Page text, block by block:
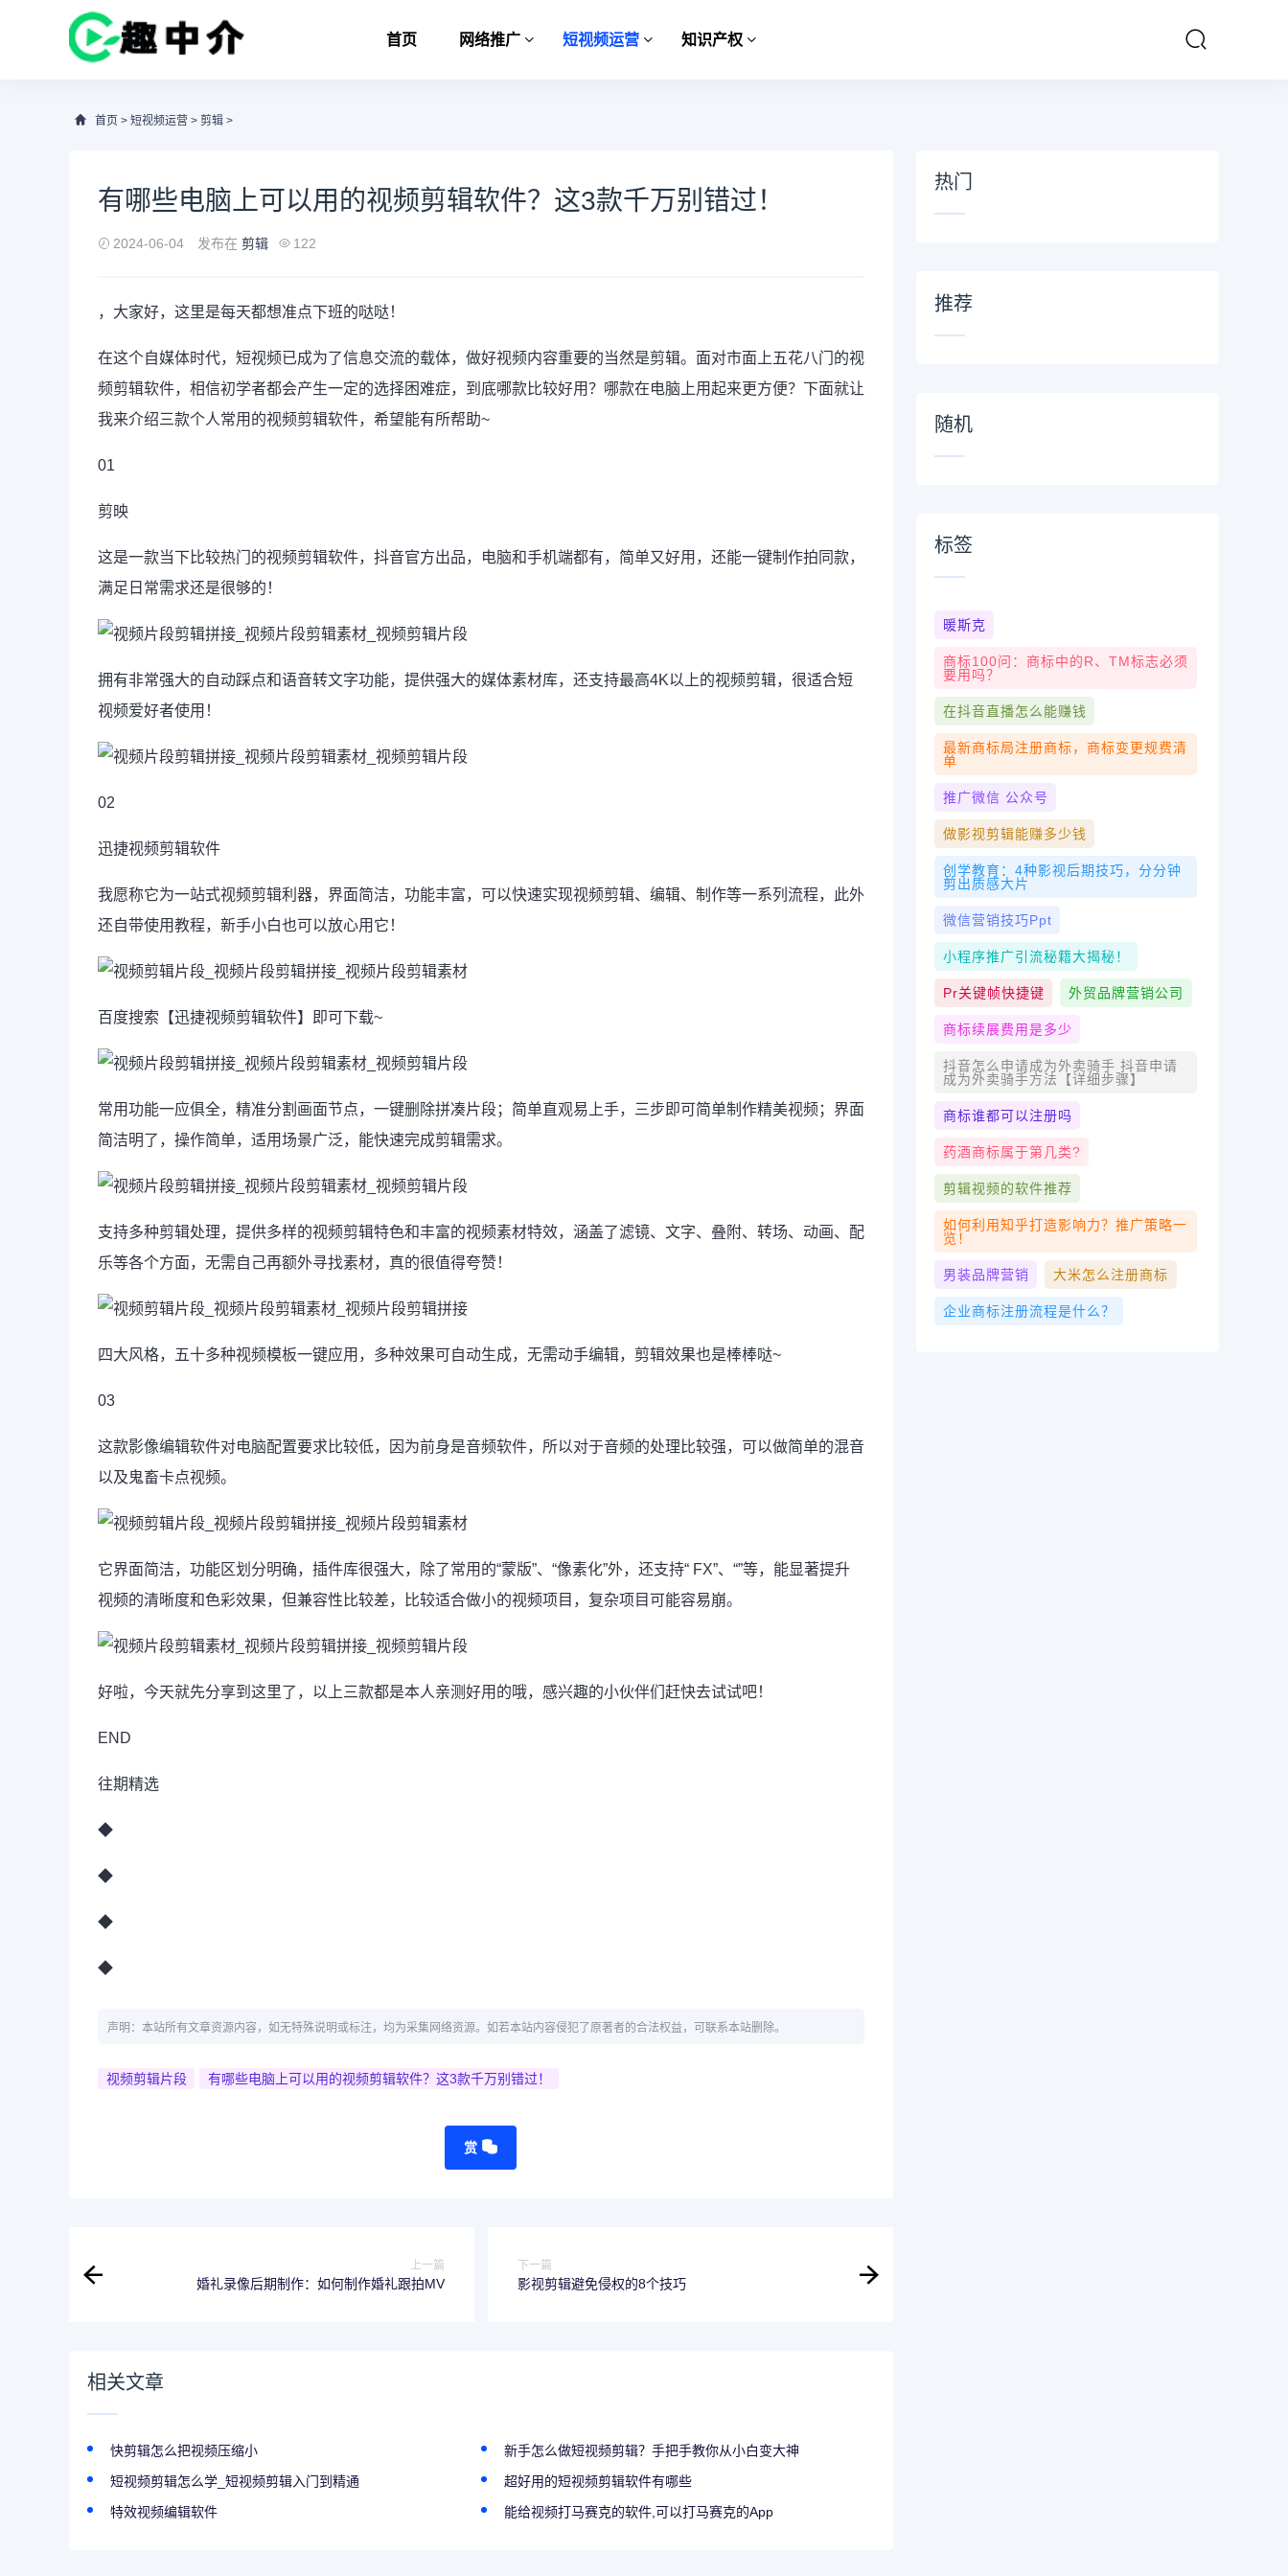
首页 网络推广 短视频运营 知识产权
首页 > 短视频运营 > 剪辑 >
有哪些电脑上可以用的视频剪辑软件？这3款千万别错过！
2024-06-04 发布在 剪辑 122
，大家好，这里是每天都想准点下班的哒哒！
在这个自媒体时代，短视频已成为了信息交流的载体，做好视频内容重要的当然是剪辑。面对市面上五花八门的视
频剪辑软件，相信初学者都会产生一定的选择困难症，到底哪款比较好用？哪款在电脑上用起来更方便？下面就让
我来介绍三款个人常用的视频剪辑软件，希望能有所帮助~
01
剪映
这是一款当下比较热门的视频剪辑软件，抖音官方出品，电脑和手机端都有，简单又好用，还能一键制作拍同款，
满足日常需求还是很够的！
拥有非常强大的自动踩点和语音转文字功能，提供强大的媒体素材库，还支持最高4K以上的视频剪辑，很适合短
视频爱好者使用！
02
迅捷视频剪辑软件
我愿称它为一站式视频剪辑利器，界面简洁，功能丰富，可以快速实现视频剪辑、编辑、制作等一系列流程，此外
还自带使用教程，新手小白也可以放心用它！
百度搜索【迅捷视频剪辑软件】即可下载~
常用功能一应俱全，精准分割画面节点，一键删除拼凑片段；简单直观易上手，三步即可简单制作精美视频；界面
简洁明了，操作简单，适用场景广泛，能快速完成剪辑需求。
支持多种剪辑处理，提供多样的视频剪辑特色和丰富的视频素材特效，涵盖了滤镜、文字、叠附、转场、动画、配
乐等各个方面，无需自己再额外寻找素材，真的很值得夸赞！
四大风格，五十多种视频模板一键应用，多种效果可自动生成，无需动手编辑，剪辑效果也是棒棒哒~
03
这款影像编辑软件对电脑配置要求比较低，因为前身是音频软件，所以对于音频的处理比较强，可以做简单的混音
以及鬼畜卡点视频。
它界面简洁，功能区划分明确，插件库很强大，除了常用的“蒙版”、“像素化”外，还支持“ FX”、“”等，能显著提升
视频的清晰度和色彩效果，但兼容性比较差，比较适合做小的视频项目，复杂项目可能容易崩。
好啦，今天就先分享到这里了，以上三款都是本人亲测好用的哦，感兴趣的小伙伴们赶快去试试吧！
END
往期精选
◆
◆
◆
◆
声明：本站所有文章资源内容，如无特殊说明或标注，均为采集网络资源。如若本站内容侵犯了原著者的合法权益，可联系本站删除。
视频剪辑片段 有哪些电脑上可以用的视频剪辑软件？这3款千万别错过！
赏
上一篇
婚礼录像后期制作：如何制作婚礼跟拍MV
下一篇
影视剪辑避免侵权的8个技巧
相关文章
快剪辑怎么把视频压缩小
新手怎么做短视频剪辑？手把手教你从小白变大神
短视频剪辑怎么学_短视频剪辑入门到精通
超好用的短视频剪辑软件有哪些
特效视频编辑软件
能给视频打马赛克的软件,可以打马赛克的App
热门
推荐
随机
标签
暖斯克
商标100问：商标中的R、TM标志必须
要用吗？
在抖音直播怎么能赚钱
最新商标局注册商标，商标变更规费清
单
推广微信 公众号
做影视剪辑能赚多少钱
创学教育：4种影视后期技巧，分分钟
剪出质感大片
微信营销技巧ppt
小程序推广引流秘籍大揭秘！
Pr关键帧快捷键 外贸品牌营销公司
商标续展费用是多少
抖音怎么申请成为外卖骑手 抖音申请
成为外卖骑手方法【详细步骤】
商标谁都可以注册吗
药酒商标属于第几类?
剪辑视频的软件推荐
如何利用知乎打造影响力？推广策略一
览！
男装品牌营销 大米怎么注册商标
企业商标注册流程是什么？